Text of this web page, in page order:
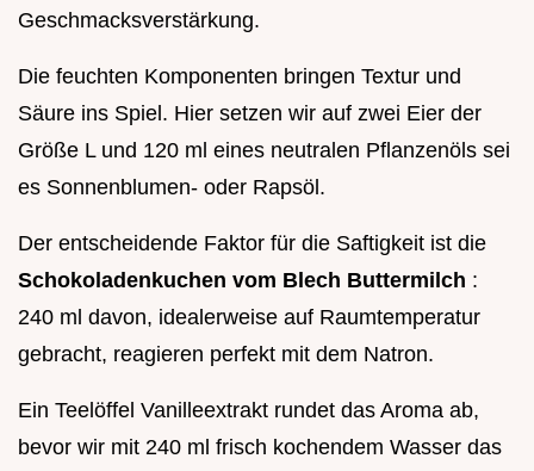
Geschmacksverstärkung.
Die feuchten Komponenten bringen Textur und
Säure ins Spiel. Hier setzen wir auf zwei Eier der
Größe L und 120 ml eines neutralen Pflanzenöls sei
es Sonnenblumen- oder Rapsöl.
Der entscheidende Faktor für die Saftigkeit ist die
Schokoladenkuchen vom Blech Buttermilch :
240 ml davon, idealerweise auf Raumtemperatur
gebracht, reagieren perfekt mit dem Natron.
Ein Teelöffel Vanilleextrakt rundet das Aroma ab,
bevor wir mit 240 ml frisch kochendem Wasser das